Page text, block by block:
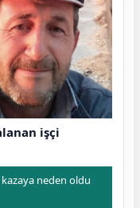
işçi
neden oldu